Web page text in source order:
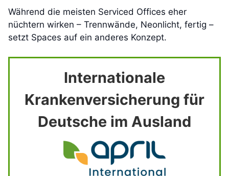
Während die meisten Serviced Offices eher
nüchtern wirken – Trennwände, Neonlicht, fertig –
setzt Spaces auf ein anderes Konzept.
Internationale
Krankenversicherung für
Deutsche im Ausland